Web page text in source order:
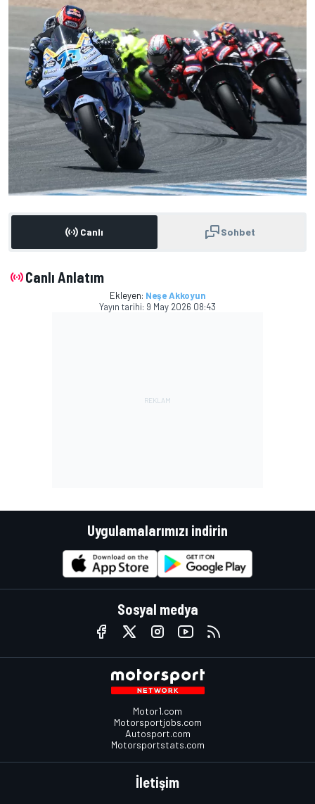
Canlı Sohbet
Canlı Anlatım
Ekleyen: Neşe Akkoyun
Yayın tarihi: 9 May 2026 08:43
Uygulamalarımızı indirin
Sosyal medya
Motor1.com
Motorsportjobs.com
Autosport.com
Motorsportstats.com
İletişim